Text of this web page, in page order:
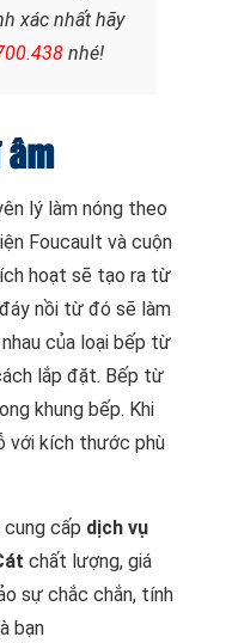
xác nhất hãy
nhé!
âm
lý làm nóng theo
Foucault và cuộn
hoạt sẽ tạo ra từ
nồi từ đó sẽ làm
của loại bếp từ
lắp đặt. Bếp từ
khung bếp. Khi
với kích thước phù
cấp dịch vụ
chất lượng, giá
sự chắc chắn, tính
bạn